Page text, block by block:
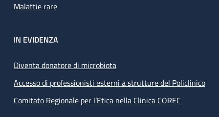
Malattie rare
IN EVIDENZA
Diventa donatore di microbiota
Accesso di professionisti esterni a strutture del Policlinico
Comitato Regionale per l’Etica nella Clinica COREC